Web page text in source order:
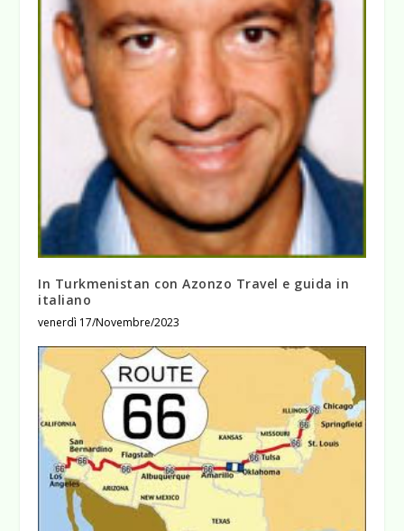
In Turkmenistan con Azonzo Travel e guida in
italiano
venerdì 17/Novembre/2023